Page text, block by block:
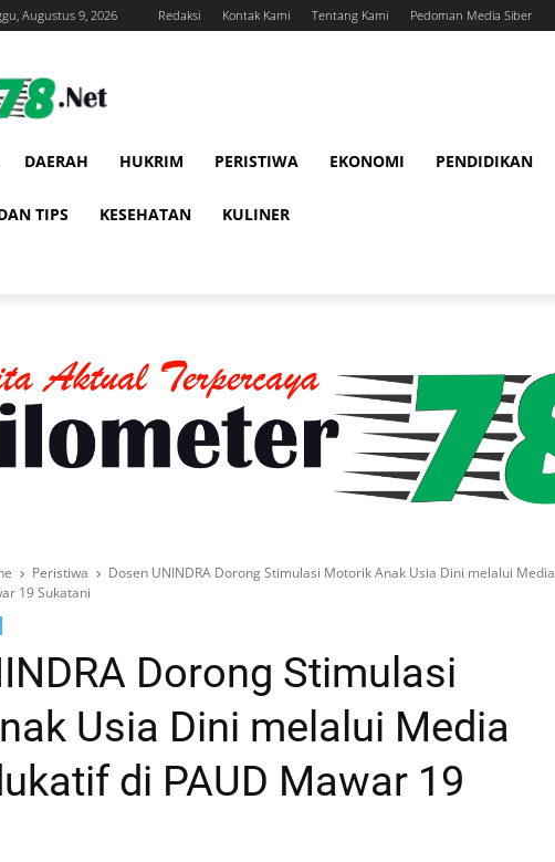
Augustus 9, 2026 Redaksi Kontak Kami Tentang Kami Pedoman Media Siber
DAERAH HUKRIM PERISTIWA EKONOMI PENDIDIKAN
TIPS KESEHATAN KULINER
Peristiwa
Dosen UNINDRA Dorong Stimulasi Motorik Anak Usia Dini melalui Media
19 Sukatani
Dorong Stimulasi
Usia Dini melalui Media
di PAUD Mawar 19